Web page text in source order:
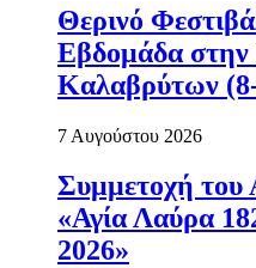
Θερινό
Εβδομάδα
Καλαβρύτων
7 Αυγούστου 2026
Συμμετοχή του
«Αγία Λαύρα
2026»